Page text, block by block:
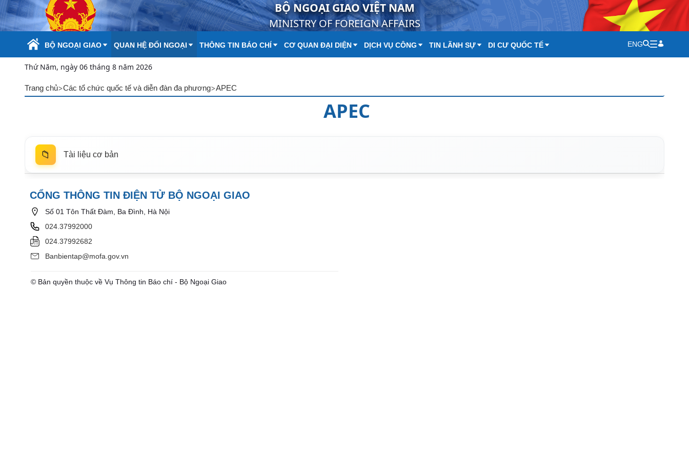
Skip to Main Content BỘ NGOẠI GIAO VIỆT NAM
MINISTRY OF FOREIGN AFFAIRS
BỘ NGOẠI GIAO QUAN HỆ ĐỐI NGOẠI THÔNG TIN BÁO CHÍ CƠ QUAN ĐẠI DIỆN DỊCH VỤ CÔNG TIN LÃNH SỰ DI CƯ QUỐC TẾ ENG
Thứ Năm, ngày 06 tháng 8 năm 2026
Trang chủ>Các tổ chức quốc tế và diễn đàn đa phương>APEC
APEC
📁 Tài liệu cơ bản
CỔNG THÔNG TIN ĐIỆN TỬ BỘ NGOẠI GIAO
Số 01 Tôn Thất Đàm, Ba Đình, Hà Nội
024.37992000
024.37992682
Banbientap@mofa.gov.vn
© Bản quyền thuộc về Vụ Thông tin Báo chí - Bộ Ngoại Giao